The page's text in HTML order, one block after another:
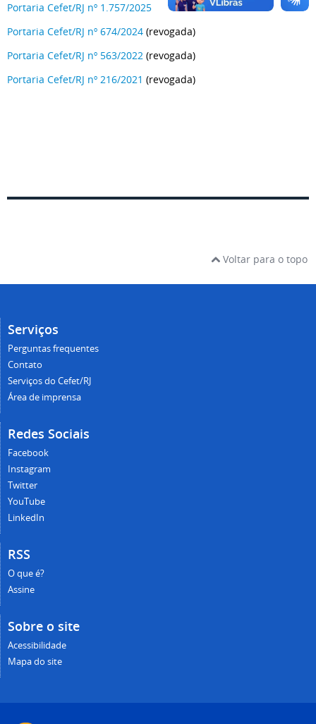
Portaria Cefet/RJ nº 1.757/2025
Portaria Cefet/RJ nº 674/2024 (revogada)
Portaria Cefet/RJ nº 563/2022 (revogada)
Portaria Cefet/RJ nº 216/2021 (revogada)
Voltar para o topo
Serviços
Perguntas frequentes
Contato
Serviços do Cefet/RJ
Área de imprensa
Redes Sociais
Facebook
Instagram
Twitter
YouTube
LinkedIn
RSS
O que é?
Assine
Sobre o site
Acessibilidade
Mapa do site